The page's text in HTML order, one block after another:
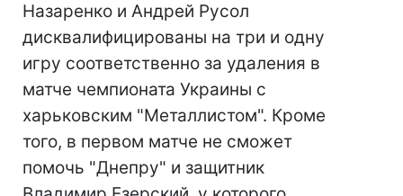
Назаренко и Андрей Русол
дисквалифицированы на три и одну
игру соответственно за удаления в
матче чемпионата Украины с
харьковским "Металлистом". Кроме
того, в первом матче не сможет
помочь "Днепру" и защитник